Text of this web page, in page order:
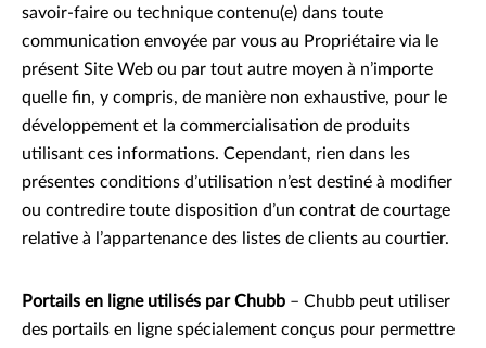
savoir-faire ou technique contenu(e) dans toute
communication envoyée par vous au Propriétaire via le
présent Site Web ou par tout autre moyen à n’importe
quelle fin, y compris, de manière non exhaustive, pour le
développement et la commercialisation de produits
utilisant ces informations. Cependant, rien dans les
présentes conditions d’utilisation n’est destiné à modifier
ou contredire toute disposition d’un contrat de courtage
relative à l’appartenance des listes de clients au courtier.
Portails en ligne utilisés par Chubb – Chubb peut utiliser
des portails en ligne spécialement conçus pour permettre